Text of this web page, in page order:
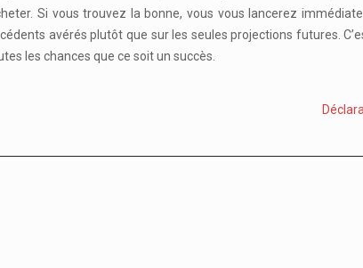
Si vous trouvez la bonne, vous vous lancerez
avérés plutôt que sur les seules projections futures.
les chances que ce soit un succès.